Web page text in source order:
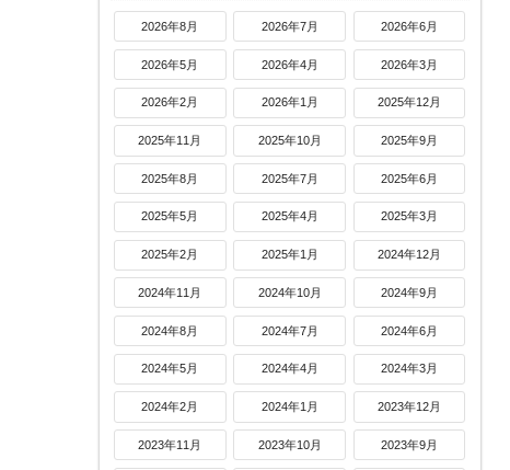
2026年8月 2026年7月 2026年6月
2026年5月 2026年4月 2026年3月
2026年2月 2026年1月 2025年12月
2025年11月 2025年10月 2025年9月
2025年8月 2025年7月 2025年6月
2025年5月 2025年4月 2025年3月
2025年2月 2025年1月 2024年12月
2024年11月 2024年10月 2024年9月
2024年8月 2024年7月 2024年6月
2024年5月 2024年4月 2024年3月
2024年2月 2024年1月 2023年12月
2023年11月 2023年10月 2023年9月